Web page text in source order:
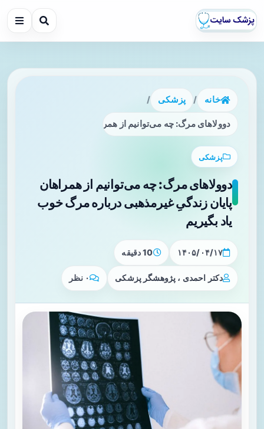
خانه / پزشکی /
دوولاهای مرگ: چه می‌توانیم از همراهان پایان زندگیِ
پزشکی
دوولاهای مرگ: چه می‌توانیم از همراهان
پایان زندگیِ غیرمذهبی درباره مرگ خوب
یاد بگیریم
۱۴۰۵/۰۴/۱۷ 10 دقیقه
دکتر احمدی ، پژوهشگر پزشکی ۰ نظر